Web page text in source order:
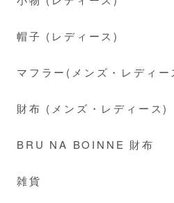
帽子 (レディース)
マフラー(メンズ・レディー
財布 (メンズ・レディース)
BRU NA BOINNE 財布
雑貨